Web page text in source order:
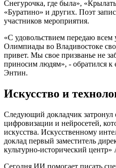
Снегурочка, где была»,
«Буратино» и других. Поэт
участников мероприятия.
«С удовольствием передаю
Олимпиады во Владивостоке
привет. Мы свое призванье не
приносим людям», - обратился
Энтин.
Искусство и
Следующий докладчик затронул
цифровизации и нейросетей,
искусства. Искусственному
доклад первый заместитель
культурно-исторический
Сегодня ИИ помогает писать